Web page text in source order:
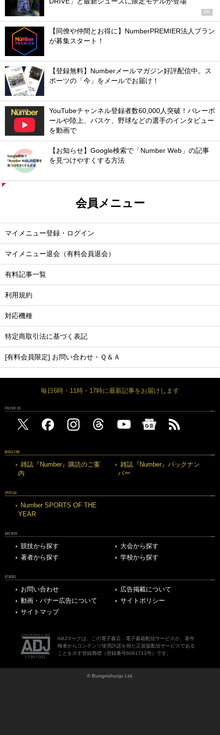
PR
【同僚や仲間とお得に】NumberPREMIER法人プラン
が募集スタート！
【登録無料】Numberメールマガジン好評配信中。ス
ポーツの「今」をメールでお届け！
YouTubeチャンネル登録者数60,000人突破！バレーボ
ールや陸上、バスケ、野球などの選手のインタビュー
を動画で
【お知らせ】Google検索で「Number Web」の記事
を見つけやすくする方法
会員メニュー
マイメニュー登録・ログイン
マイメニュー退会（有料会員退会）
有料記事一覧
利用規約
対応機種
特定商取引法に基づく表記
[有料会員限定] お問い合わせ・Ｑ＆Ａ
毎日6時・11時・17時に最新記事をお届けします
FOLLOW US
MAGAZINE
雑誌『Number』購読のご案
内
雑誌『Number』バックナン
バー
SPECIAL
Number SPORTS OF THE
YEAR
ARCHIVE
競技から探す
大会から探す
著者から探す
学校から探す
OTHERS
お問い合わせ
広告掲載について
動画・バナー広告について
サイトポリシー
サイトマップ
ABJマークは、この電子書店・電子書籍配信サービスが、著作
権者からコンテンツ使用許諾を得た正規版配信サービスである
ことを示す登録商標（登録番号6091713号）です。
© Bungeishunju Ltd.